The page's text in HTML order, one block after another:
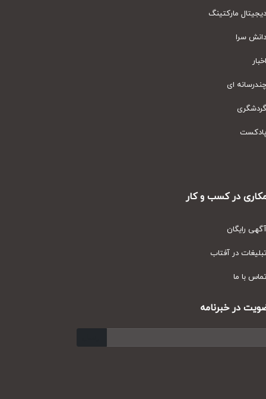
مارکتینگ
سرا
ای
در کسب و کار
رایگان
در آفتاب
با ما
در خبرنامه